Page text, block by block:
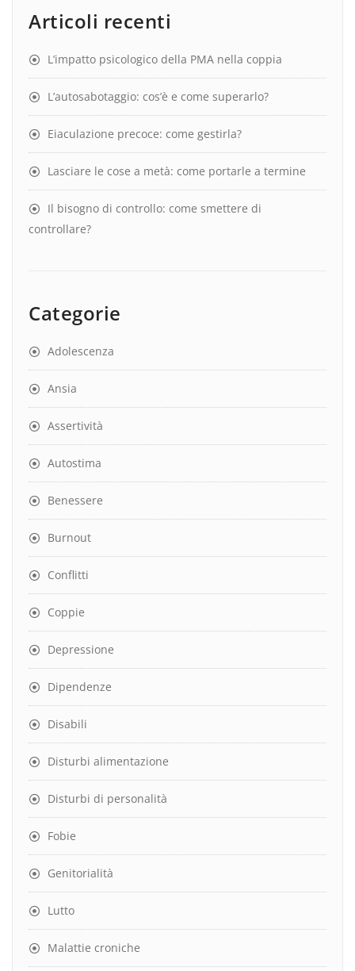
Articoli recenti
L’impatto psicologico della PMA nella coppia
L’autosabotaggio: cos’è e come superarlo?
Eiaculazione precoce: come gestirla?
Lasciare le cose a metà: come portarle a termine
Il bisogno di controllo: come smettere di
controllare?
Categorie
Adolescenza
Ansia
Assertività
Autostima
Benessere
Burnout
Conflitti
Coppie
Depressione
Dipendenze
Disabili
Disturbi alimentazione
Disturbi di personalità
Fobie
Genitorialità
Lutto
Malattie croniche